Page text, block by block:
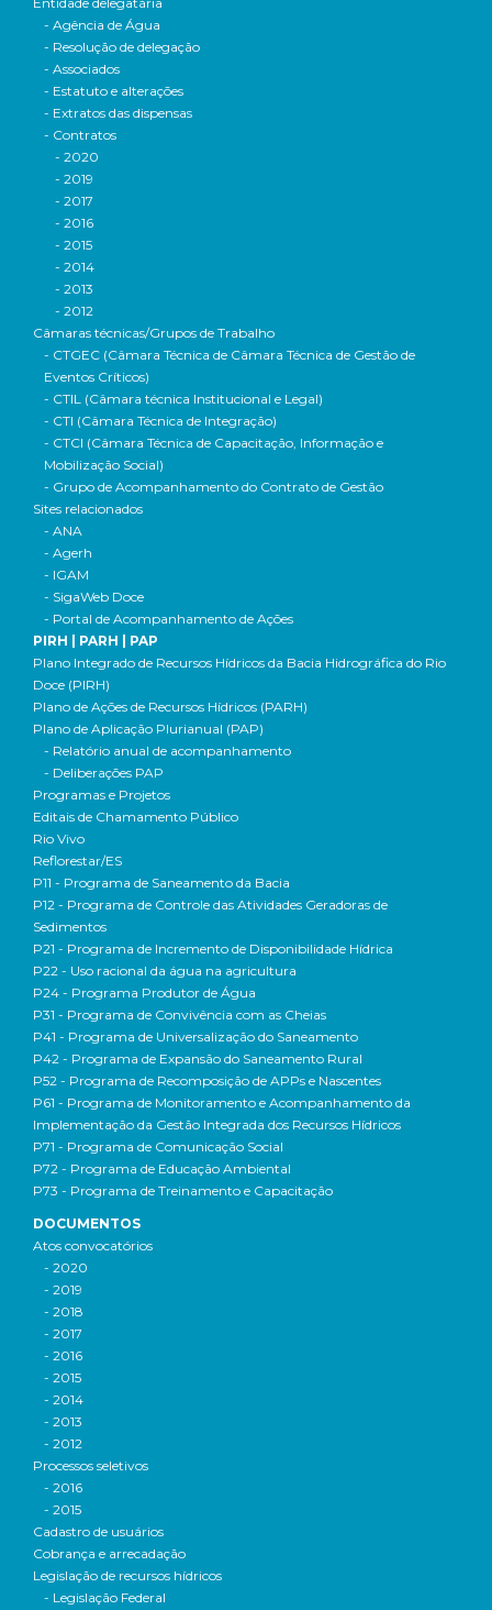
- Agência de Água
- Resolução de delegação
- Associados
- Estatuto e alterações
- Extratos das dispensas
- Contratos
- 2020
- 2019
- 2017
- 2016
- 2015
- 2014
- 2013
- 2012
Câmaras técnicas/Grupos de Trabalho
- CTGEC (Câmara Técnica de Câmara Técnica de Gestão de
Eventos Críticos)
- CTIL (Câmara técnica Institucional e Legal)
- CTI (Câmara Técnica de Integração)
- CTCI (Câmara Técnica de Capacitação, Informação e
Mobilização Social)
- Grupo de Acompanhamento do Contrato de Gestão
Sites relacionados
- ANA
- Agerh
- IGAM
- SigaWeb Doce
- Portal de Acompanhamento de Ações
PIRH | PARH | PAP
Plano Integrado de Recursos Hídricos da Bacia Hidrográfica do Rio
Doce (PIRH)
Plano de Ações de Recursos Hídricos (PARH)
Plano de Aplicação Plurianual (PAP)
- Relatório anual de acompanhamento
- Deliberações PAP
Programas e Projetos
Editais de Chamamento Público
Rio Vivo
Reflorestar/ES
P11 - Programa de Saneamento da Bacia
P12 - Programa de Controle das Atividades Geradoras de
Sedimentos
P21 - Programa de Incremento de Disponibilidade Hídrica
P22 - Uso racional da água na agricultura
P24 - Programa Produtor de Água
P31 - Programa de Convivência com as Cheias
P41 - Programa de Universalização do Saneamento
P42 - Programa de Expansão do Saneamento Rural
P52 - Programa de Recomposição de APPs e Nascentes
P61 - Programa de Monitoramento e Acompanhamento da
Implementação da Gestão Integrada dos Recursos Hídricos
P71 - Programa de Comunicação Social
P72 - Programa de Educação Ambiental
P73 - Programa de Treinamento e Capacitação
DOCUMENTOS
Atos convocatórios
- 2020
- 2019
- 2018
- 2017
- 2016
- 2015
- 2014
- 2013
- 2012
Processos seletivos
- 2016
- 2015
Cadastro de usuários
Cobrança e arrecadação
Legislação de recursos hídricos
- Legislação Federal